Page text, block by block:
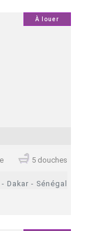
À louer0
5 douches
Dakar - Sénégal